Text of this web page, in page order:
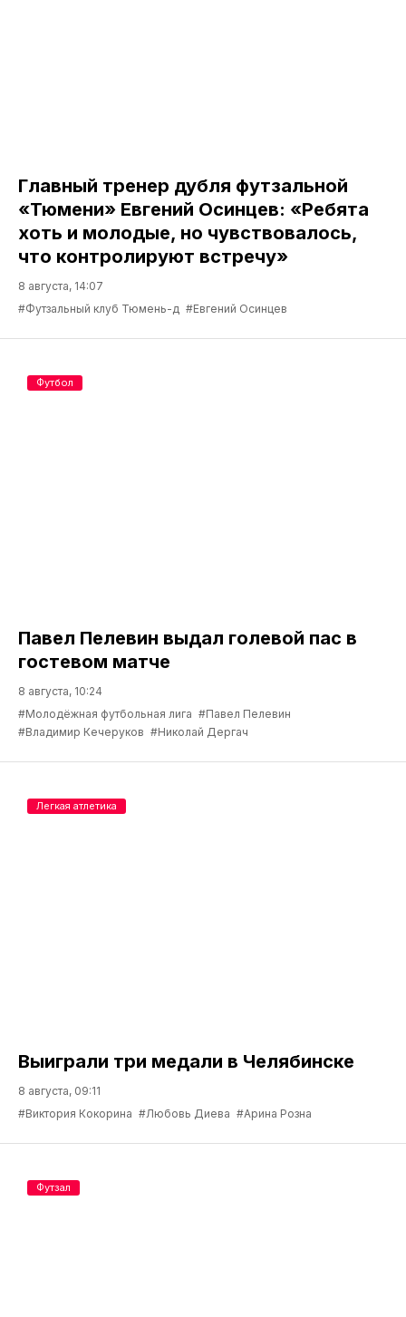
Главный тренер дубля футзальной
«Тюмени» Евгений Осинцев: «Ребята
хоть и молодые, но чувствовалось,
что контролируют встречу»
8 августа, 14:07
#Футзальный клуб Тюмень-д #Евгений Осинцев
Павел Пелевин выдал голевой пас в
гостевом матче
8 августа, 10:24
#Молодёжная футбольная лига #Павел Пелевин
#Владимир Кечеруков #Николай Дергач
Футбол
Выиграли три медали в Челябинске
8 августа, 09:11
#Виктория Кокорина #Любовь Диева #Арина Розна
Легкая атлетика
Футзал